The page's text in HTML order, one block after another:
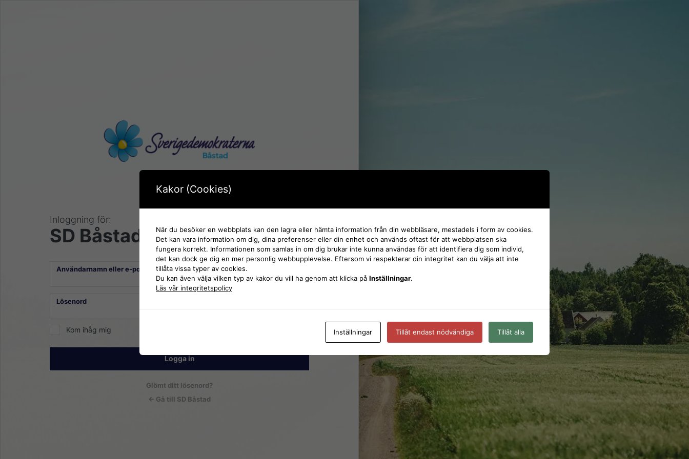
Inloggning för:
SD Båstad
Användarnamn eller e-postadress
Lösenord
Kom ihåg mig
Glömt ditt lösenord?
← Gå till SD Båstad
Kakor (Cookies)
När du besöker en webbplats kan den lagra eller hämta information från din webbläsare, mestadels i form av cookies.
Det kan vara information om dig, dina preferenser eller din enhet och används oftast för att webbplatsen ska
fungera korrekt. Informationen som samlas in om dig brukar inte kunna användas för att identifiera dig som individ,
det kan dock ge dig en mer personlig webbupplevelse. Eftersom vi respekterar din integritet kan du välja att inte
tillåta vissa typer av cookies.
Du kan även välja vilken typ av kakor du vill ha genom att klicka på Inställningar.
Läs vår integritetspolicy
Inställningar Tillåt endast nödvändiga Tillåt alla